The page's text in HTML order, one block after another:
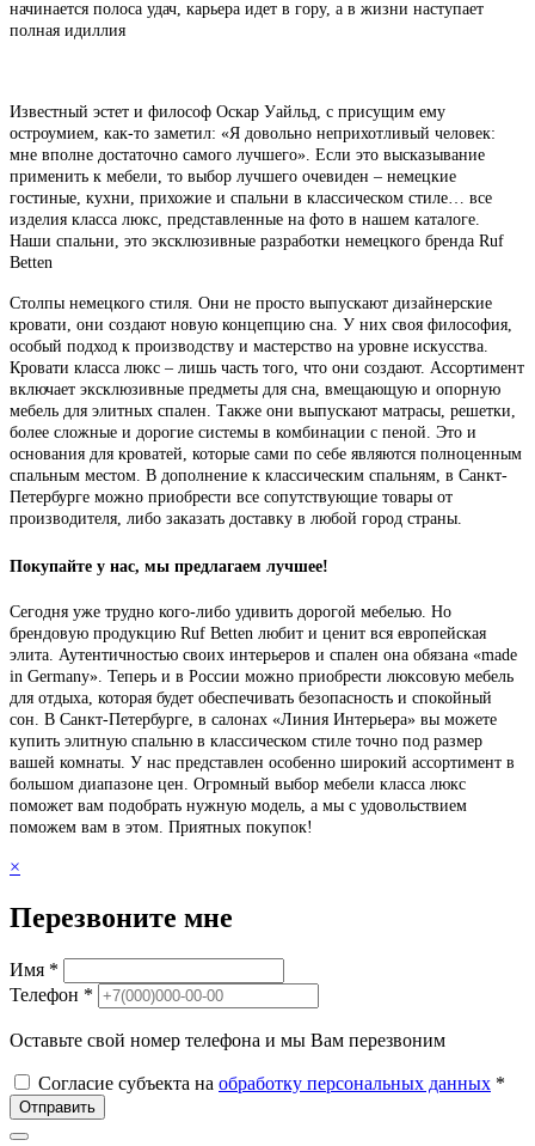
начинается полоса удач, карьера идет в гору, а в жизни наступает
полная идиллия
Известный эстет и философ Оскар Уайльд, с присущим ему
остроумием, как-то заметил: «Я довольно неприхотливый человек:
мне вполне достаточно самого лучшего». Если это высказывание
применить к мебели, то выбор лучшего очевиден – немецкие
гостиные, кухни, прихожие и спальни в классическом стиле… все
изделия класса люкс, представленные на фото в нашем каталоге.
Наши спальни, это эксклюзивные разработки немецкого бренда Ruf
Betten
Столпы немецкого стиля. Они не просто выпускают дизайнерские
кровати, они создают новую концепцию сна. У них своя философия,
особый подход к производству и мастерство на уровне искусства.
Кровати класса люкс – лишь часть того, что они создают. Ассортимент
включает эксклюзивные предметы для сна, вмещающую и опорную
мебель для элитных спален. Также они выпускают матрасы, решетки,
более сложные и дорогие системы в комбинации с пеной. Это и
основания для кроватей, которые сами по себе являются полноценным
спальным местом. В дополнение к классическим спальням, в Санкт-
Петербурге можно приобрести все сопутствующие товары от
производителя, либо заказать доставку в любой город страны.
Покупайте у нас, мы предлагаем лучшее!
Сегодня уже трудно кого-либо удивить дорогой мебелью. Но
брендовую продукцию Ruf Betten любит и ценит вся европейская
элита. Аутентичностью своих интерьеров и спален она обязана «made
in Germany». Теперь и в России можно приобрести люксовую мебель
для отдыха, которая будет обеспечивать безопасность и спокойный
сон. В Санкт-Петербурге, в салонах «Линия Интерьера» вы можете
купить элитную спальню в классическом стиле точно под размер
вашей комнаты. У нас представлен особенно широкий ассортимент в
большом диапазоне цен. Огромный выбор мебели класса люкс
поможет вам подобрать нужную модель, а мы с удовольствием
поможем вам в этом. Приятных покупок!
×
Перезвоните мне
Имя *
Телефон *
Оставьте свой номер телефона и мы Вам перезвоним
Согласие субъекта на обработку персональных данных *
Отправить